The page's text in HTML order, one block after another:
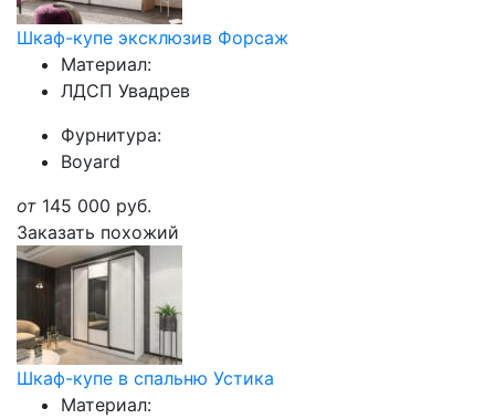
Шкаф-купе эксклюзив Форсаж
Материал:
ЛДСП Увадрев
Фурнитура:
Boyard
от 145 000 руб.
Заказать похожий
Шкаф-купе в спальню Устика
Материал: